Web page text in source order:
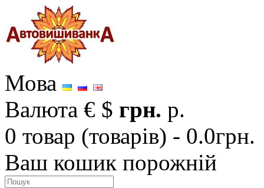
Мова
Валюта € $ грн. р.
0 товар (товарів) - 0.0грн.
Ваш кошик порожній